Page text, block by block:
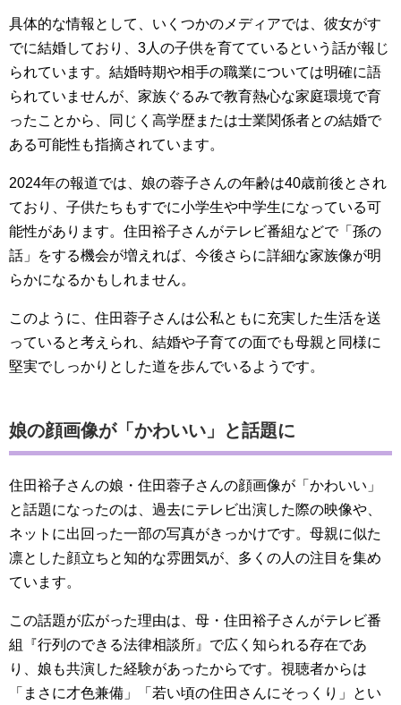
具体的な情報として、いくつかのメディアでは、彼女がす
でに結婚しており、3人の子供を育てているという話が報じ
られています。結婚時期や相手の職業については明確に語
られていませんが、家族ぐるみで教育熱心な家庭環境で育
ったことから、同じく高学歴または士業関係者との結婚で
ある可能性も指摘されています。
2024年の報道では、娘の蓉子さんの年齢は40歳前後とされ
ており、子供たちもすでに小学生や中学生になっている可
能性があります。住田裕子さんがテレビ番組などで「孫の
話」をする機会が増えれば、今後さらに詳細な家族像が明
らかになるかもしれません。
このように、住田蓉子さんは公私ともに充実した生活を送
っていると考えられ、結婚や子育ての面でも母親と同様に
堅実でしっかりとした道を歩んでいるようです。
娘の顔画像が「かわいい」と話題に
住田裕子さんの娘・住田蓉子さんの顔画像が「かわいい」
と話題になったのは、過去にテレビ出演した際の映像や、
ネットに出回った一部の写真がきっかけです。母親に似た
凛とした顔立ちと知的な雰囲気が、多くの人の注目を集め
ています。
この話題が広がった理由は、母・住田裕子さんがテレビ番
組『行列のできる法律相談所』で広く知られる存在であ
り、娘も共演した経験があったからです。視聴者からは
「まさに才色兼備」「若い頃の住田さんにそっくり」とい